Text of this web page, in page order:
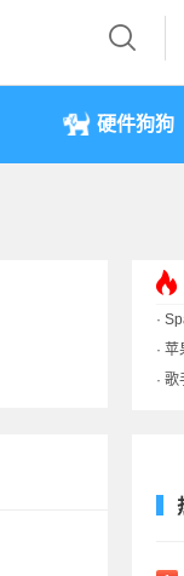
硬件狗狗
·
· 苹
· 歌